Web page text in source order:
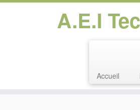
A.E.I
Accueil